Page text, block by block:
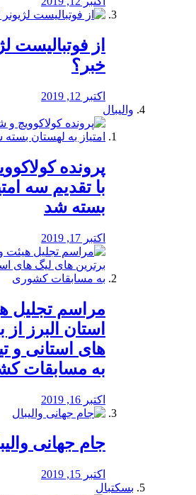
از فوتبالیست
خبر؟
اکتبر 12, 2019
والیبال
پرونده
با تقدیم سه
بسته شد
اکتبر 17, 2019
مراسم تجلیل
استان البرز
های استانی و
به مسابقات
اکتبر 16, 2019
جام جهانی
اکتبر 15, 2019
بسکتبال